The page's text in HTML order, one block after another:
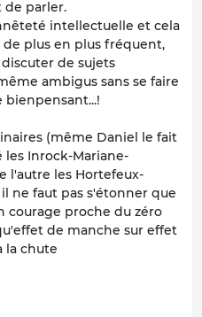
parler.
intellectuelle et cela
plus en plus fréquent,
de sujets
ambigus sans se faire
(même Daniel le fait
Inrock-Mariane-
l'autre les Hortefeux-
ne faut pas s'étonner que
courage proche du zéro
de manche sur effet
la chute